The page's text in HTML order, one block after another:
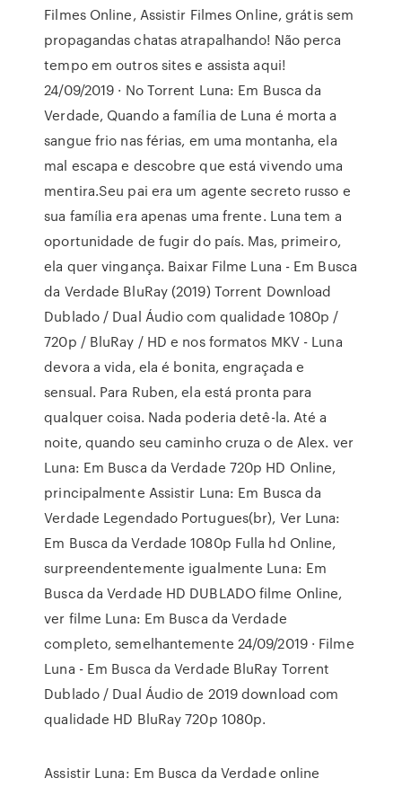
Filmes Online, Assistir Filmes Online, grátis sem
propagandas chatas atrapalhando! Não perca
tempo em outros sites e assista aqui!
24/09/2019 · No Torrent Luna: Em Busca da
Verdade, Quando a família de Luna é morta a
sangue frio nas férias, em uma montanha, ela
mal escapa e descobre que está vivendo uma
mentira.Seu pai era um agente secreto russo e
sua família era apenas uma frente. Luna tem a
oportunidade de fugir do país. Mas, primeiro,
ela quer vingança. Baixar Filme Luna - Em Busca
da Verdade BluRay (2019) Torrent Download
Dublado / Dual Áudio com qualidade 1080p /
720p / BluRay / HD e nos formatos MKV - Luna
devora a vida, ela é bonita, engraçada e
sensual. Para Ruben, ela está pronta para
qualquer coisa. Nada poderia detê-la. Até a
noite, quando seu caminho cruza o de Alex. ver
Luna: Em Busca da Verdade 720p HD Online,
principalmente Assistir Luna: Em Busca da
Verdade Legendado Portugues(br), Ver Luna:
Em Busca da Verdade 1080p Fulla hd Online,
surpreendentemente igualmente Luna: Em
Busca da Verdade HD DUBLADO filme Online,
ver filme Luna: Em Busca da Verdade
completo, semelhantemente 24/09/2019 · Filme
Luna - Em Busca da Verdade BluRay Torrent
Dublado / Dual Áudio de 2019 download com
qualidade HD BluRay 720p 1080p.
Assistir Luna: Em Busca da Verdade online